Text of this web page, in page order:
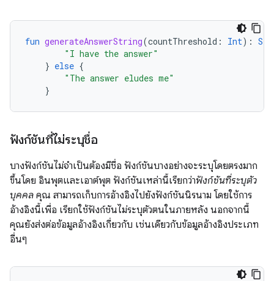
fun generateAnswerString(countThreshold : Int):
"I have the answer"
} else {
"The answer eludes me"
}
ฟังก์ชันที่ไม่ระบุชื่อ
บางฟังก์ชันไม่จำเป็นต้องมีชื่อ ฟังก์ชันบางอย่างจะระบุโดยตรงมาก
ขึ้นโดย อินพุตและเอาต์พุต ฟังก์ชันเหล่านี้เรียกว่าฟังก์ชันที่ระบุตัว
บุคคล คุณ สามารถเก็บการอ้างอิงไปยังฟังก์ชันนิรนาม โดยใช้การ
อ้างอิงนี้เพื่อ เรียกใช้ฟังก์ชันไม่ระบุตัวตนในภายหลัง นอกจากนี้
คุณยังส่งต่อข้อมูลอ้างอิงเกี่ยวกับ เช่นเดียวกับข้อมูลอ้างอิงประเภท
อื่นๆ